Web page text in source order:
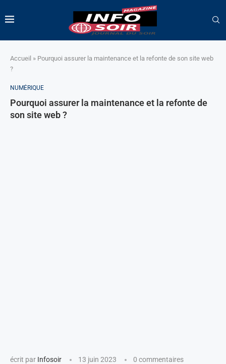
Accueil » Pourquoi assurer la maintenance et la refonte de son site web
?
NUMÉRIQUE
Pourquoi assurer la maintenance et la refonte de
son site web ?
écrit par Infosoir 13 juin 2023 0 commentaires